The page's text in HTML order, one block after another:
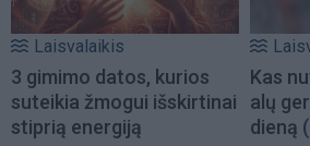
Laisvalaikis
3 gimimo datos, kurios
suteikia žmogui išskirtinai
stiprią energiją
Kas
alų
dieną